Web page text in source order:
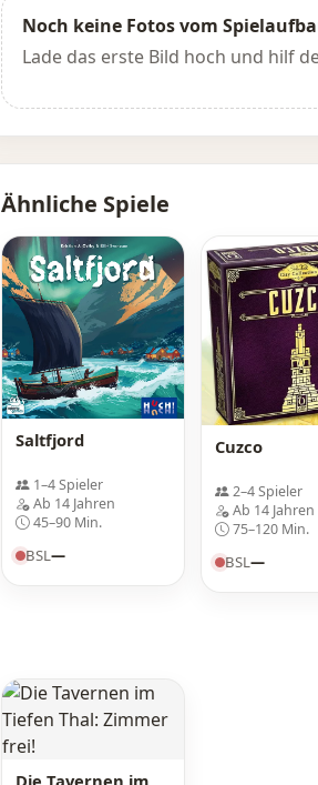
Noch keine Fotos vom
Lade das erste Bild hoch und hilf
Ähnliche Spiele
Saltfjord
1–4 Spieler
Ab 14 Jahren
45–90 Min.
BSL—
Cuzco
2–4 Spieler
Ab 14 Jahren
75–120 Min.
BSL—
Die Tavernen im